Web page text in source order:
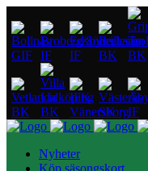
Nyheter
Köp säsongskort